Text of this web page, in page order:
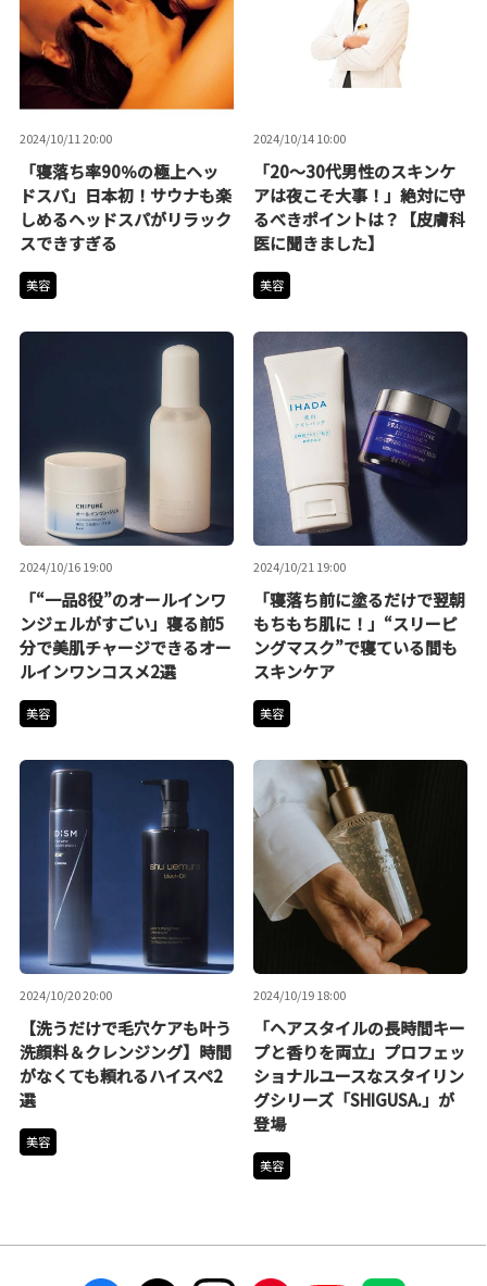
2024/10/11 20:00
「寝落ち率90％の極上ヘッ
ドスパ」日本初！サウナも楽
しめるヘッドスパがリラック
スできすぎる
美容
2024/10/14 10:00
「20～30代男性のスキンケ
アは夜こそ大事！」絶対に守
るべきポイントは？【皮膚科
医に聞きました】
美容
2024/10/16 19:00
「“一品8役”のオールインワ
ンジェルがすごい」寝る前5
分で美肌チャージできるオー
ルインワンコスメ2選
美容
2024/10/21 19:00
「寝落ち前に塗るだけで翌朝
もちもち肌に！」“スリーピ
ングマスク”で寝ている間も
スキンケア
美容
2024/10/20 20:00
【洗うだけで毛穴ケアも叶う
洗顔料＆クレンジング】時間
がなくても頼れるハイスペ2
選
美容
2024/10/19 18:00
「ヘアスタイルの長時間キー
プと香りを両立」プロフェッ
ショナルユースなスタイリン
グシリーズ「SHIGUSA.」が
登場
美容